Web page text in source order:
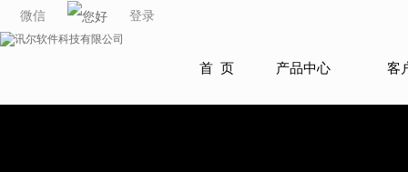
微信 登录
首 页 产品中心 客